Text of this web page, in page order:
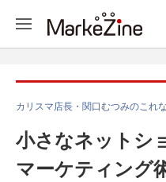
カリスマ店長・関口むつみのこれ
小さなネットシ
マーケティング